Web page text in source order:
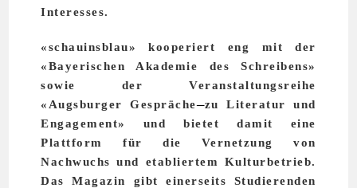
Interesses.
«schauinsblau» kooperiert eng mit der
«Bayerischen Akademie des Schreibens»
sowie der Veranstaltungsreihe
«Augsburger Gespräche
zu Literatur und
Engagement» und bietet damit eine
Plattform für die Vernetzung von
Nachwuchs und etabliertem Kulturbetrieb.
Das Magazin gibt einerseits Studierenden